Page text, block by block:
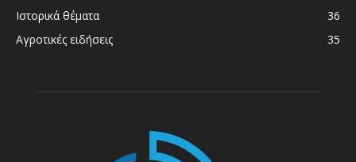
Ιστορικά θέματα
36
Αγροτικές ειδήσεις
35